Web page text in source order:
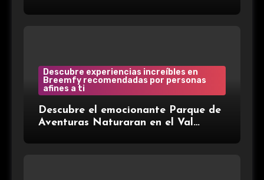
Gema Herrerías, disponible en Gran
Descubre experiencias increíbles en
Breemfy recomendadas por personas
afines a ti
Descubre el emocionante Parque de
Aventuras Naturaran en el Val